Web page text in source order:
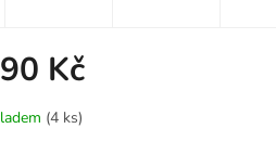
Kč
Měrná
cena:
(4 ks)